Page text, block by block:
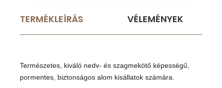
TERMÉKLEÍRÁS VÉLEMÉNYEK
Természetes, kiváló nedv- és szagmekötő képességű,
pormentes, biztonságos alom kisállatok számára.